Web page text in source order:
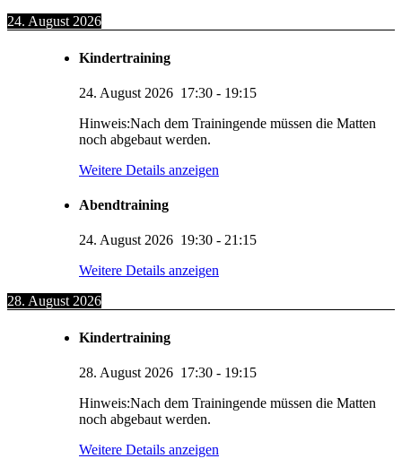
24. August 2026
Kindertraining
24. August 2026 17:30 - 19:15
Hinweis:Nach dem Trainingende müssen die Matten
noch abgebaut werden.
Weitere Details anzeigen
Abendtraining
24. August 2026 19:30 - 21:15
Weitere Details anzeigen
28. August 2026
Kindertraining
28. August 2026 17:30 - 19:15
Hinweis:Nach dem Trainingende müssen die Matten
noch abgebaut werden.
Weitere Details anzeigen